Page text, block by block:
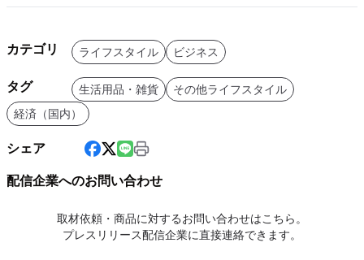
カテゴリ ライフスタイル ビジネス
タグ 生活用品・雑貨
その他ライフスタイル
経済（国内）
シェア
配信企業へのお問い合わせ
取材依頼・商品に対するお問い合わせはこちら。
プレスリリース配信企業に直接連絡できます。